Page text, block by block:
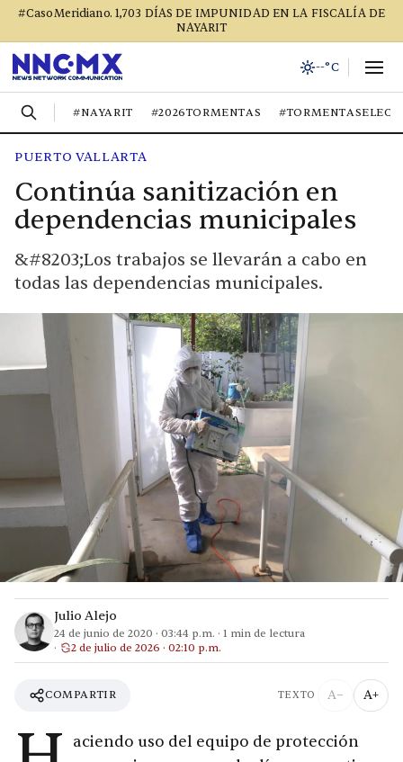
#CasoMeridiano. 1,703 DÍAS DE IMPUNIDAD EN LA FISCALÍA DE
NAYARIT
--°C
#NAYARIT #2026TORMENTAS
PUERTO VALLARTA
Continúa sanitización en
dependencias municipales
&#8203;Los trabajos se llevarán a cabo en
todas las dependencias municipales.
Julio Alejo
24 de junio de 2020 · 03:44 p.m. · 1 min de lectura
2 de julio de 2026 · 02:10 p.m.
COMPARTIR TEXTO A− A+
aciendo uso del equipo de protección